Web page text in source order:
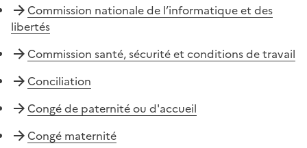
Commission nationale de l’informatique et des
libertés
Commission santé, sécurité et conditions de travail
Conciliation
Congé de paternité ou d'accueil
Congé maternité